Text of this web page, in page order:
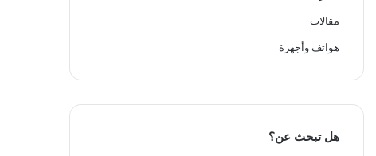
مقالات
هواتف وأجهزة
هل تبحث عن؟